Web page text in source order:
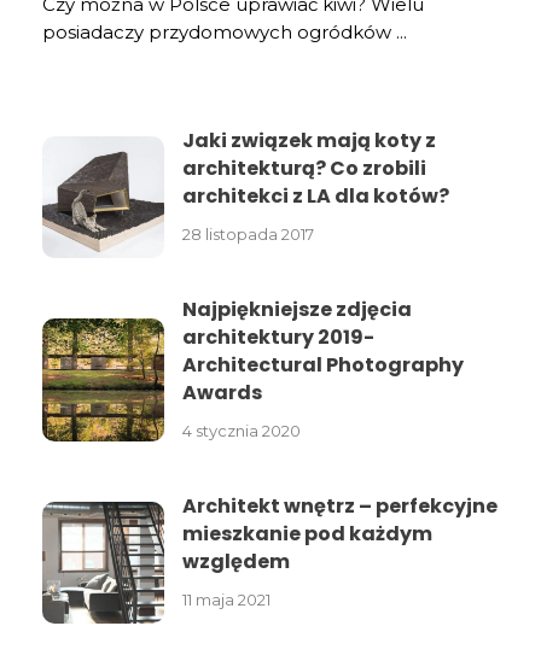
posiadaczy przydomowych ogródków ...
Jaki związek mają koty z
architekturą? Co zrobili
architekci z LA dla kotów?
28 listopada 2017
Najpiękniejsze zdjęcia
architektury 2019-
Architectural Photography
Awards
4 stycznia 2020
Architekt wnętrz – perfekcyjne
mieszkanie pod każdym
względem
11 maja 2021